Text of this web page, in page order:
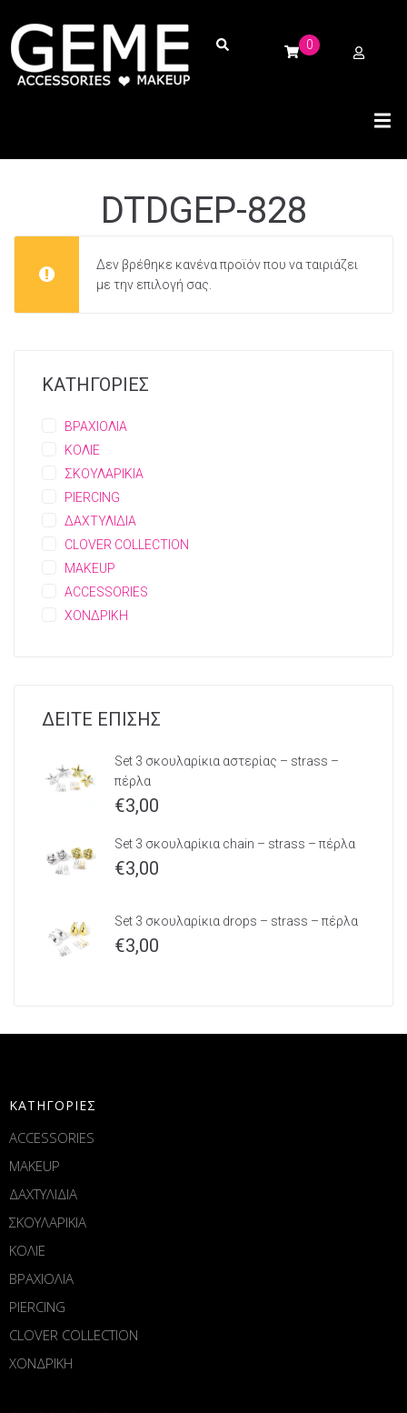
0
DTDGEP-828
Δεν βρέθηκε κανένα προϊόν που να ταιριάζει
με την επιλογή σας.
ΚΑΤΗΓΟΡΙΕΣ
ΒΡΑΧΙΟΛΙΑ
ΚΟΛΙΕ
ΣΚΟΥΛΑΡΙΚΙΑ
PIERCING
ΔΑΧΤΥΛΙΔΙΑ
CLOVER COLLECTION
MAKEUP
ACCESSORIES
ΧΟΝΔΡΙΚΗ
ΔΕΙΤΕ ΕΠΙΣΗΣ
Set 3 σκουλαρίκια αστερίας – strass –
πέρλα
€3,00
Set 3 σκουλαρίκια chain – strass – πέρλα
€3,00
Set 3 σκουλαρίκια drops – strass – πέρλα
€3,00
ΚΑΤΗΓΟΡΙΕΣ
ACCESSORIES
MAKEUP
ΔΑΧΤΥΛΙΔΙΑ
ΣΚΟΥΛΑΡΙΚΙΑ
ΚΟΛΙΕ
ΒΡΑΧΙΟΛΙΑ
PIERCING
CLOVER COLLECTION
ΧΟΝΔΡΙΚΗ